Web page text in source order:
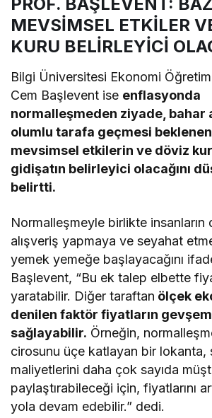
MEVSİMSEL ETKİLER
KURU BELİRLEYİCİ
Bilgi Üniversitesi Ekonomi
Cem Başlevent ise enflasyonda
normalleşmeden ziyade, bahar
olumlu tarafa geçmesi
mevsimsel etkilerin ve döviz
gidişatın belirleyici olacağını
belirtti.
Normalleşmeyle birlikte insanların
alışveriş yapmaya ve seyahat
yemek yemeğe başlayacağını
Başlevent, “Bu ek talep elbette
yaratabilir. Diğer taraftan ölçek
denilen faktör fiyatların
sağlayabilir. Örneğin,
cirosunu üçe katlayan bir lokanta,
maliyetlerini daha çok sayıda
paylaştırabileceği için, fiyatlarını
yola devam edebilir.” dedi.